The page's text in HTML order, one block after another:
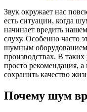
Звук окружает нас
есть ситуации, когда
начинает вредить
слуху. Особенно часто
шумным
производствах. В
просто рекомендация, а
сохранить качество
Почему шум